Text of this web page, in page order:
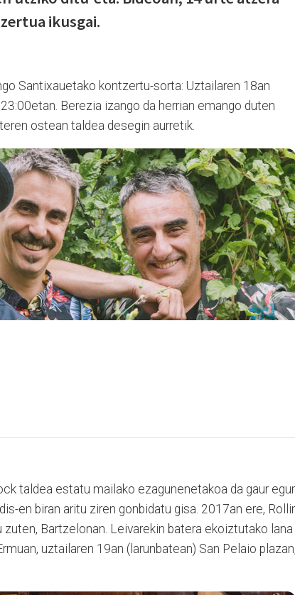
ikusgai.
Santixauetako kontzertu-sorta: Uztailaren 18an
Berezia izango da herrian emango duten
ostean taldea desegin aurretik.
taldea estatu mailako ezagunenetakoa da gaur
en biran aritu ziren gonbidatu gisa. 2017an ere,
Bartzelonan. Leivarekin batera ekoiztutako lana
uztailaren 19an (larunbatean) San Pelaio plazan,